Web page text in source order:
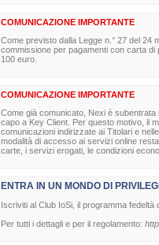
COMUNICAZIONE IMPORTANTE
Come previsto dalla Legge n.° 27 del 24
commissione per pagamenti con carta
100 euro.
COMUNICAZIONE IMPORTANTE
Come già comunicato, Nexi è
capo a Key Client. Per questo motivo, il
comunicazioni indirizzate ai Titolari e
modalità di accesso ai servizi online
carte, i servizi erogati, le condizioni
ENTRA IN UN MONDO DI
Iscriviti al Club IoSi, il programma
Per tutti i dettagli e per il regolamento: